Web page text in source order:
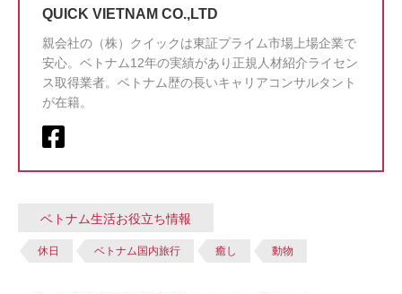
QUICK VIETNAM CO.,LTD
親会社の（株）クイックは東証プライム市場上場企業で
安心。ベトナム12年の実績があり正規人材紹介ライセン
ス取得業者。ベトナム歴の長いキャリアコンサルタント
が在籍。
ベトナム生活お役立ち情報
休日 ベトナム国内旅行 癒し 動物